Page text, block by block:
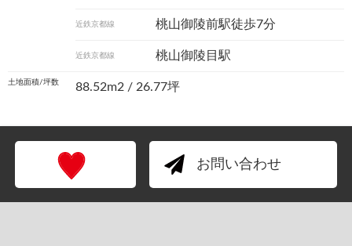
近鉄京都線 桃山御陵前駅徒歩7分
近鉄京都線 桃山御陵目駅
土地面積/坪数 88.52m2 / 26.77坪
お問い合わせ